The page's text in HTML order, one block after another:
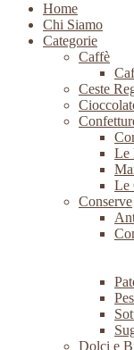
Home
Chi Siamo
Categorie
Caffè
Ceste
Le
Le
Conserve
Dolci e